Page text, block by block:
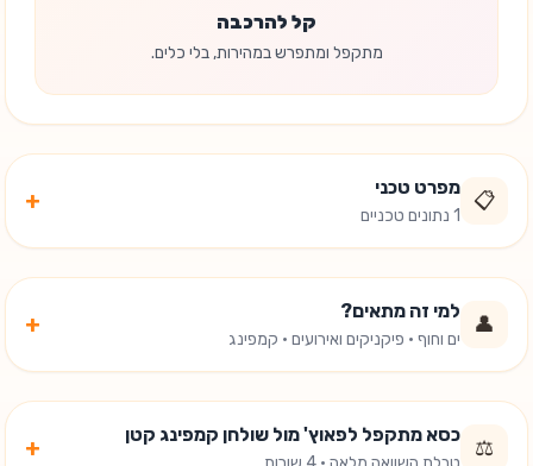
קל להרכבה
מתקפל ומתפרש במהירות, בלי כלים.
📋
מפרט טכני
1 נתונים טכניים
+
👤
למי זה מתאים?
ים וחוף · פיקניקים ואירועים · קמפינג
+
⚖️
כסא מתקפל לפאוץ' מול שולחן קמפינג קטן +